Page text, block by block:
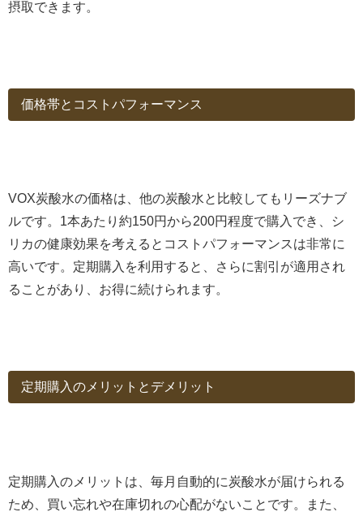
摂取できます。
価格帯とコストパフォーマンス
VOX炭酸水の価格は、他の炭酸水と比較してもリーズナブ
ルです。1本あたり約150円から200円程度で購入でき、シ
リカの健康効果を考えるとコストパフォーマンスは非常に
高いです。定期購入を利用すると、さらに割引が適用され
ることがあり、お得に続けられます。
定期購入のメリットとデメリット
定期購入のメリットは、毎月自動的に炭酸水が届けられる
ため、買い忘れや在庫切れの心配がないことです。また、